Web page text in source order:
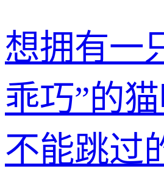
想拥有一
乖巧”的
不能跳过